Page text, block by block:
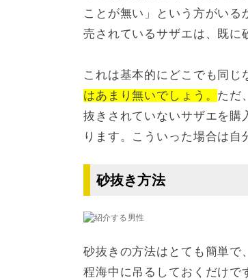
ことが無い」という方がい
売されているサザエは、既に
これは基本的にどこでも同じ
はあまり無いでしょう。 ただ
抜きされていないサザエを購
ります。こういった場合は自
砂抜き方法
砂抜きの方法はとても簡単で
程海中に吊るしておくだけで